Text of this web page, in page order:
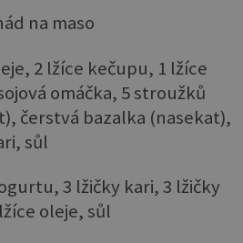
na maso
2 lžíce kečupu, 1 lžíce
omáčka, 5 stroužků
čerstvá bazalka (nasekat),
sůl
3 lžičky kari, 3 lžičky
oleje, sůl